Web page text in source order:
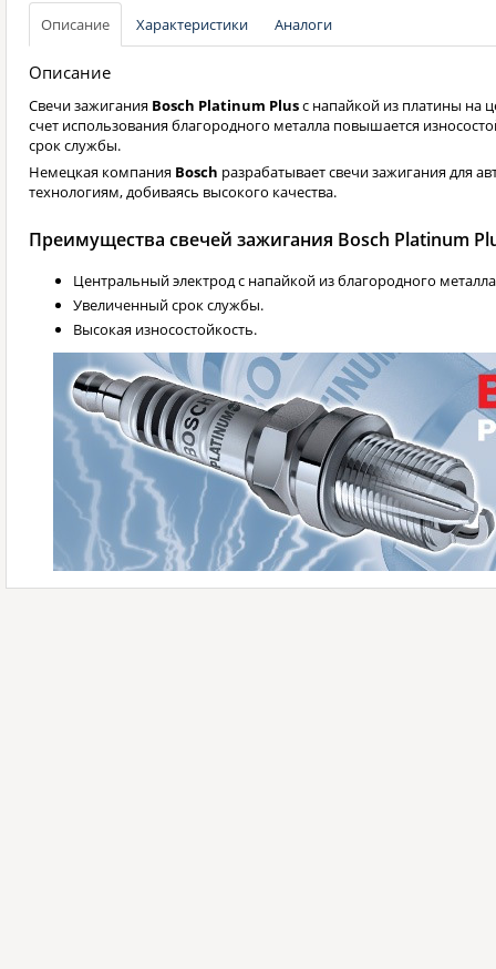
Описание Характеристики Аналоги
Описание
Свечи зажигания Bosch Platinum Plusс напайкой из платины на
счет использования благородного металла повышается
срок службы.
Немецкая компания Bosch разрабатывает свечи зажигания для
технологиям, добиваясь высокого качества.
Преимущества свечей зажигания Bosch Platinum
Центральный электрод с напайкой из благородного
Увеличенный срок службы.
Высокая износостойкость.